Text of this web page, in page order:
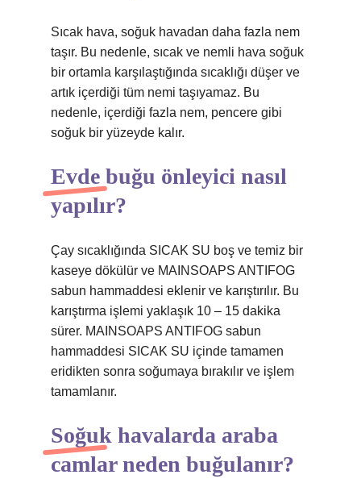
Sıcak hava, soğuk havadan daha fazla nem
taşır. Bu nedenle, sıcak ve nemli hava soğuk
bir ortamla karşılaştığında sıcaklığı düşer ve
artık içerdiği tüm nemi taşıyamaz. Bu
nedenle, içerdiği fazla nem, pencere gibi
soğuk bir yüzeyde kalır.
Evde buğu önleyici nasıl
yapılır?
Çay sıcaklığında SICAK SU boş ve temiz bir
kaseye dökülür ve MAINSOAPS ANTIFOG
sabun hammaddesi eklenir ve karıştırılır. Bu
karıştırma işlemi yaklaşık 10 – 15 dakika
sürer. MAINSOAPS ANTIFOG sabun
hammaddesi SICAK SU içinde tamamen
eridikten sonra soğumaya bırakılır ve işlem
tamamlanır.
Soğuk havalarda araba
camlar neden buğulanır?